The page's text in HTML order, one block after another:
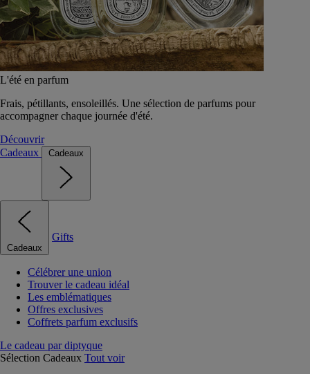
L'été en parfum
Frais, pétillants, ensoleillés. Une sélection de parfums pour
accompagner chaque journée d'été.
Découvrir
Cadeaux
Cadeaux
Cadeaux
Gifts
Célébrer une union
Trouver le cadeau idéal
Les emblématiques
Offres exclusives
Coffrets parfum exclusifs
Le cadeau par diptyque
Sélection Cadeaux Tout voir